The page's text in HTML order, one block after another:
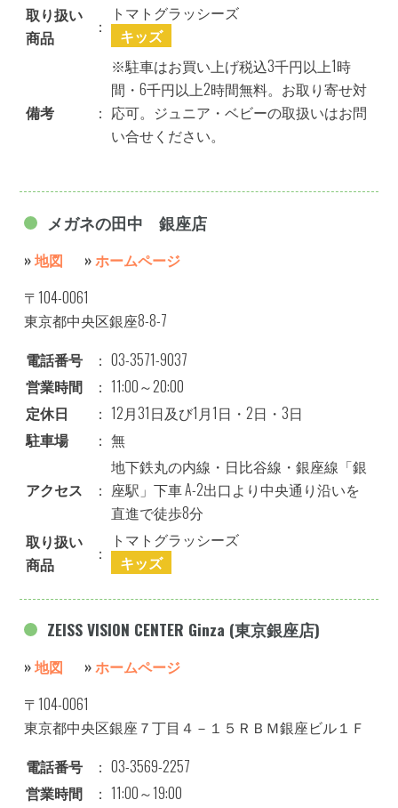
取り扱い
商品
：
トマトグラッシーズ
キッズ
備考 ：
※駐車はお買い上げ税込3千円以上1時
間・6千円以上2時間無料。お取り寄せ対
応可。ジュニア・ベビーの取扱いはお問
い合せください。
メガネの田中 銀座店
»地図 »ホームページ
〒104-0061
東京都中央区銀座8-8-7
電話番号
： 03-3571-9037
営業時間
： 11:00～20:00
定休日
： 12月31日及び1月1日・2日・3日
駐車場
： 無
アクセス ：
地下鉄丸の内線・日比谷線・銀座線「銀
座駅」下車 A-2出口より中央通り沿いを
直進で徒歩8分
取り扱い
商品
：
トマトグラッシーズ
キッズ
ZEISS VISION CENTER Ginza (東京銀座店)
»地図 »ホームページ
〒104-0061
東京都中央区銀座７丁目４－１５ＲＢＭ銀座ビル１Ｆ
電話番号
： 03-3569-2257
営業時間
： 11:00～19:00